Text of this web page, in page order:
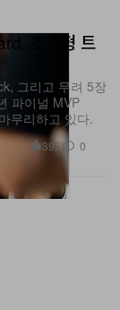
초대형 트
그리고 무려 5장
파이널 MVP
무리하고 있다.
395 0